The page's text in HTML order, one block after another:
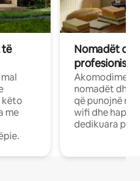
të
këto
me
Nomadët
Akomodime
nomadët dhe
që punojnë në
wifi dhe
dedikuara